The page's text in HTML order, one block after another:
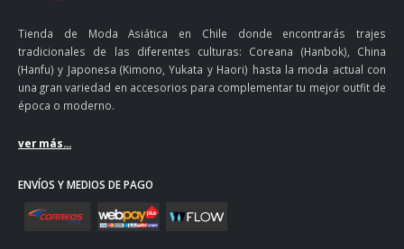
Tienda de Moda Asiática en Chile donde encontrarás trajes
tradicionales de las diferentes culturas: Coreana (Hanbok), China
(Hanfu) y Japonesa (Kimono, Yukata y Haori) hasta la moda actual con
una gran variedad en accesorios para complementar tu mejor outfit de
época o moderno.
ver más...
ENVÍOS Y MEDIOS DE PAGO